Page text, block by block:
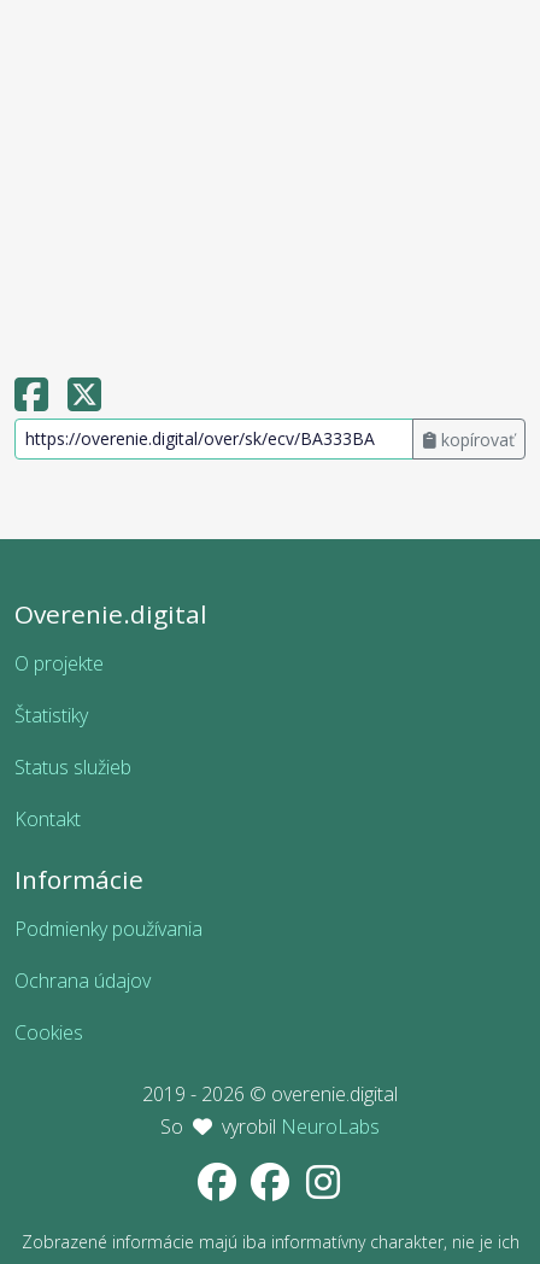
kopírovať
Overenie.digital
O projekte
Štatistiky
Status služieb
Kontakt
Informácie
Podmienky používania
Ochrana údajov
Cookies
2019 - 2026 © overenie.digital
So
vyrobil NeuroLabs
Zobrazené informácie majú iba informatívny charakter, nie je ich